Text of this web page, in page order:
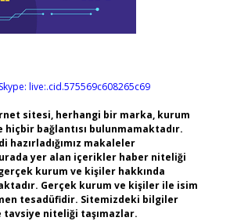
Skype: live:.cid.575569c608265c69
sitesi, herhangi bir marka, kurum
hiçbir bağlantısı bulunmamaktadır.
hazırladığımız makaleler
yer alan içerikler haber niteliği
kurum ve kişiler hakkında
Gerçek kurum ve kişiler ile isim
tesadüfidir. Sitemizdeki bilgiler
niteliği taşımazlar.